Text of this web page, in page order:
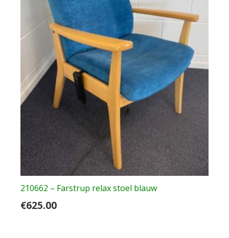
210662 – Farstrup relax stoel blauw
€625.00